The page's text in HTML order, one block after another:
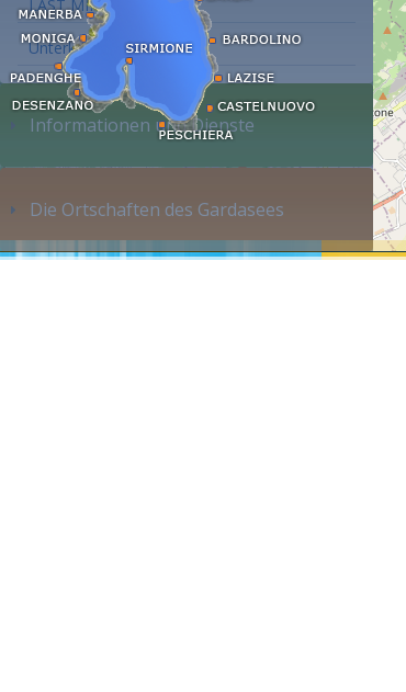
LAST MINUTE
Unterkunft suchen...
Informationen und Dienste
Die Ortschaften des Gardasees